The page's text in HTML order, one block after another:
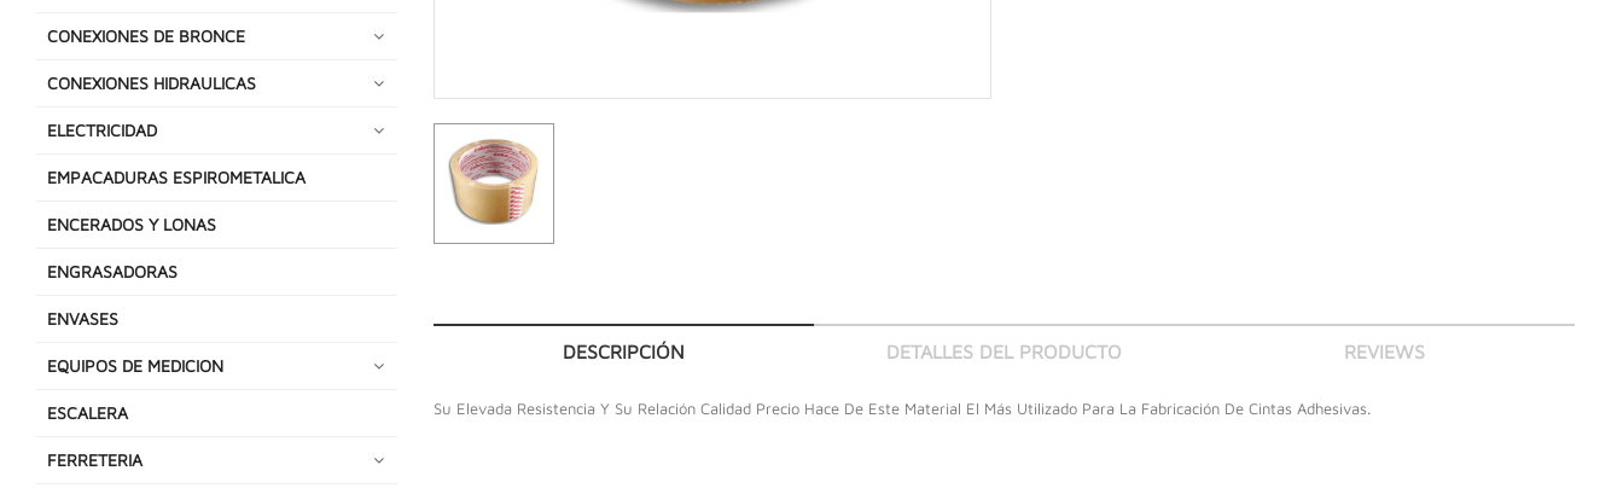
CONEXIONES DE BRONCE
CONEXIONES HIDRAULICAS
ELECTRICIDAD
EMPACADURAS ESPIROMETALICA
ENCERADOS Y LONAS
ENGRASADORAS
ENVASES
EQUIPOS DE MEDICION
ESCALERA
FERRETERIA
DESCRIPCIÓN DETALLES DEL PRODUCTO REVIEWS
Su Elevada Resistencia Y Su Relación Calidad Precio Hace De Este Material El Más Utilizado Para La Fabricación De Cintas Adhesivas.